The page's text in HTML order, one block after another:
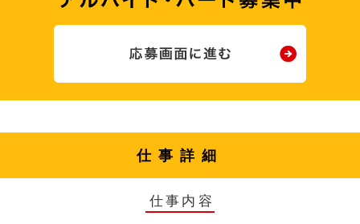
仕事詳細
仕事内容